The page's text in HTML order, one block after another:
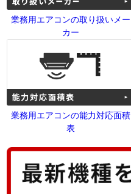
業務用エアコンの取り扱いメー
カー
業務用エアコンの能力対応面積
表